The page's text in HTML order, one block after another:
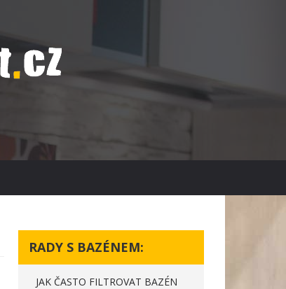
RADY S BAZÉNEM:
JAK ČASTO FILTROVAT BAZÉN